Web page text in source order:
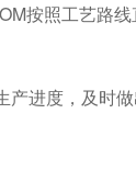
按照工艺路
进度，及时